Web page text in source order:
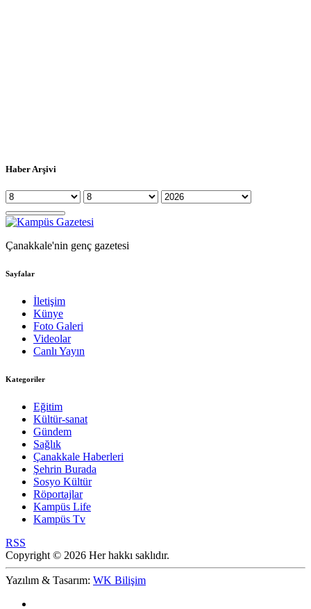
Haber Arşivi
Çanakkale'nin genç gazetesi
Sayfalar
İletişim
Künye
Foto Galeri
Videolar
Canlı Yayın
Kategoriler
Eğitim
Kültür-sanat
Gündem
Sağlık
Çanakkale Haberleri
Şehrin Burada
Sosyo Kültür
Röportajlar
Kampüs Life
Kampüs Tv
RSS
Copyright © 2026 Her hakkı saklıdır.
Yazılım & Tasarım: WK Bilişim